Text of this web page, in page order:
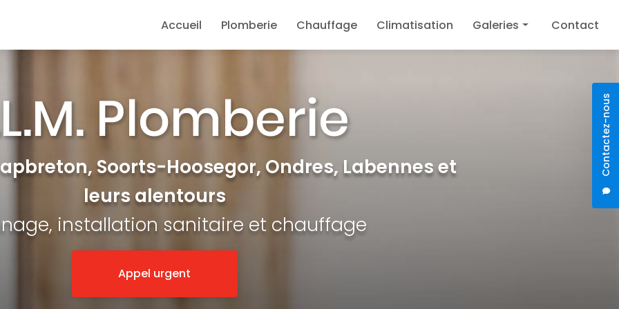
Contactez-nous
Accueil
Plomberie Chauffage Climatisation Galeries Contact
Soorts-Hoosegor, Ondres, Labennes et
leurs alentours
installation sanitaire et chauffage
Appel urgent